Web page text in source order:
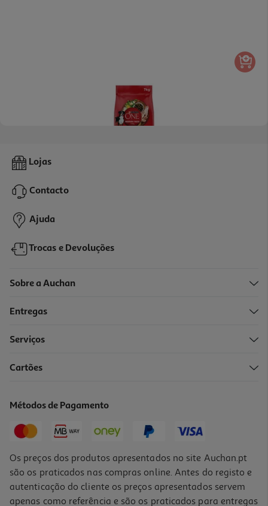
Ração Para Cão Purina One Medium Maxi Active Com Frango 7kg
39,99 €
Lojas
Contacto
Ajuda
Trocas e Devoluções
Sobre a Auchan
Entregas
Serviços
Cartões
Métodos de Pagamento
Os preços dos produtos apresentados no site Auchan.pt
são os praticados nas compras online. Antes do registo e
autenticação do cliente os preços apresentados servem
apenas como referência e são os praticados para entregas